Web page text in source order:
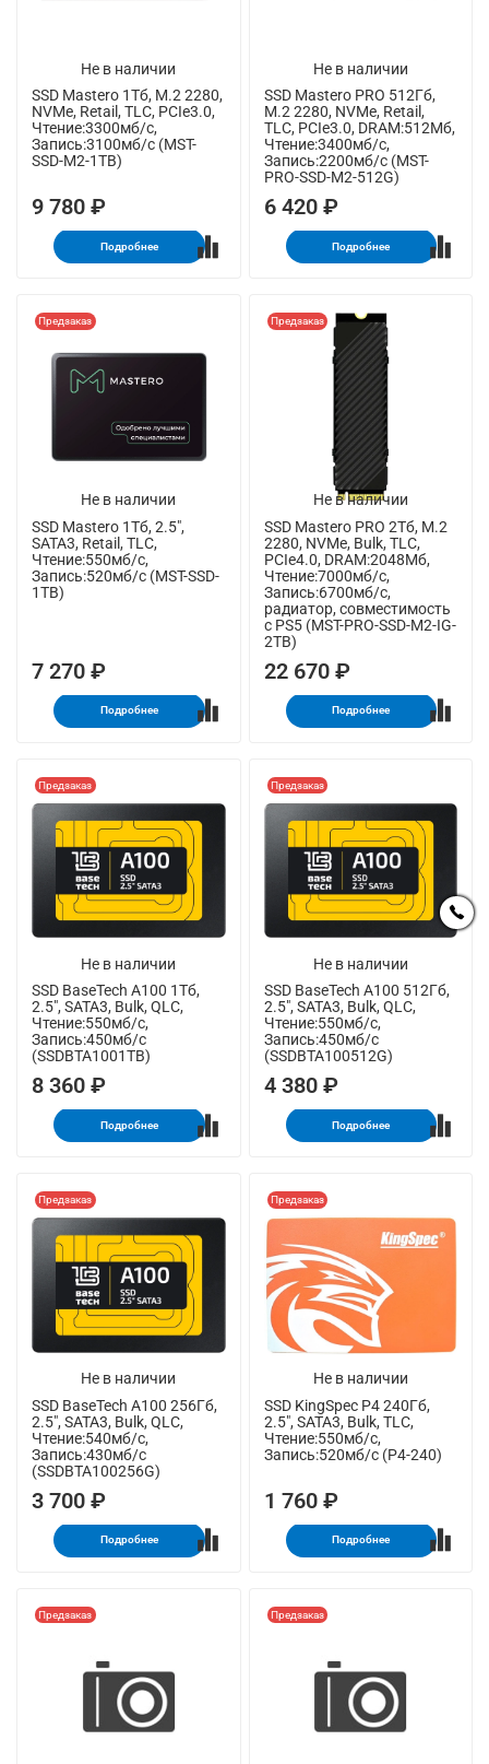
Не в наличии
SSD Mastero 1Тб, M.2 2280,
NVMe, Retail, TLC, PCIe3.0,
Чтение:3300мб/с,
Запись:3100мб/с (MST-
SSD-M2-1TB)
9 780 ₽
Подробнее
Не в наличии
SSD Mastero PRO 512Гб,
M.2 2280, NVMe, Retail,
TLC, PCIe3.0, DRAM:512Мб,
Чтение:3400мб/с,
Запись:2200мб/с (MST-
PRO-SSD-M2-512G)
6 420 ₽
Подробнее
Не в наличии
Предзаказ
SSD Mastero 1Тб, 2.5",
SATA3, Retail, TLC,
Чтение:550мб/с,
Запись:520мб/с (MST-SSD-
1TB)
7 270 ₽
Подробнее
Не в наличии
Предзаказ
SSD Mastero PRO 2Тб, M.2
2280, NVMe, Bulk, TLC,
PCIe4.0, DRAM:2048Мб,
Чтение:7000мб/с,
Запись:6700мб/с,
радиатор, совместимость
с PS5 (MST-PRO-SSD-M2-IG-
2TB)
22 670 ₽
Подробнее
Не в наличии
Предзаказ
SSD BaseTech A100 1Тб,
2.5", SATA3, Bulk, QLC,
Чтение:550мб/с,
Запись:450мб/с
(SSDBTA1001TB)
8 360 ₽
Подробнее
Не в наличии
Предзаказ
SSD BaseTech A100 512Гб,
2.5", SATA3, Bulk, QLC,
Чтение:550мб/с,
Запись:450мб/с
(SSDBTA100512G)
4 380 ₽
Подробнее
Не в наличии
Предзаказ
SSD BaseTech A100 256Гб,
2.5", SATA3, Bulk, QLC,
Чтение:540мб/с,
Запись:430мб/с
(SSDBTA100256G)
3 700 ₽
Подробнее
Не в наличии
Предзаказ
SSD KingSpec P4 240Гб,
2.5", SATA3, Bulk, TLC,
Чтение:550мб/с,
Запись:520мб/с (P4-240)
1 760 ₽
Подробнее
Предзаказ Предзаказ